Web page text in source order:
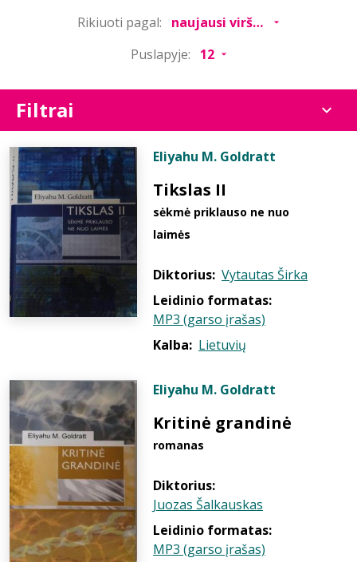
Rikiuoti pagal:
Puslapyje:
Filtrai
Eliyahu M. Goldratt
Tikslas II
sėkmė priklauso ne nuo
laimės
Diktorius: Vytautas Širka
Leidinio formatas:
MP3 (garso įrašas)
Kalba: Lietuvių
Eliyahu M. Goldratt
Kritinė grandinė
romanas
Diktorius:
Juozas Šalkauskas
Leidinio formatas:
MP3 (garso įrašas)